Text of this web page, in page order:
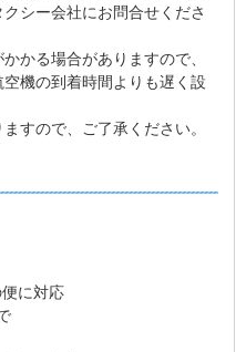
シー会社にお問合せくださ
かる場合がありますので、
機の到着時間よりも遅く設
すので、ご了承ください。
に対応